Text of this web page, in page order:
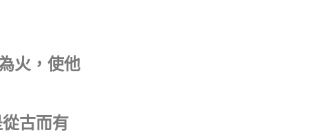
火，使他
古而有